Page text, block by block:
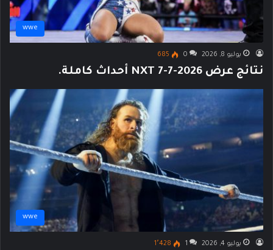
wwe
يوليو 8, 2026 0
685
نتائج عرض NXT 7-7-2026 أحداث كاملة.
wwe
يوليو 4, 2026 1 1٬428